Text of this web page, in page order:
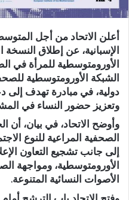
أعلن الاتحاد من أجل
الإسبانية، عن إطلاق النسخة
الأورومتوسطية للمرأة في
الشبكة الأورومتوسطية
دولية، في مبادرة تهدف إلى
وتعزيز حضور النساء في
وأوضح الاتحاد، في بيان، أن
الصحفية المراعية للنوع
إلى جانب تشجيع التعاون
الأورومتوسطية، ومواجهة
الأصوات النسائية المتنوعة.